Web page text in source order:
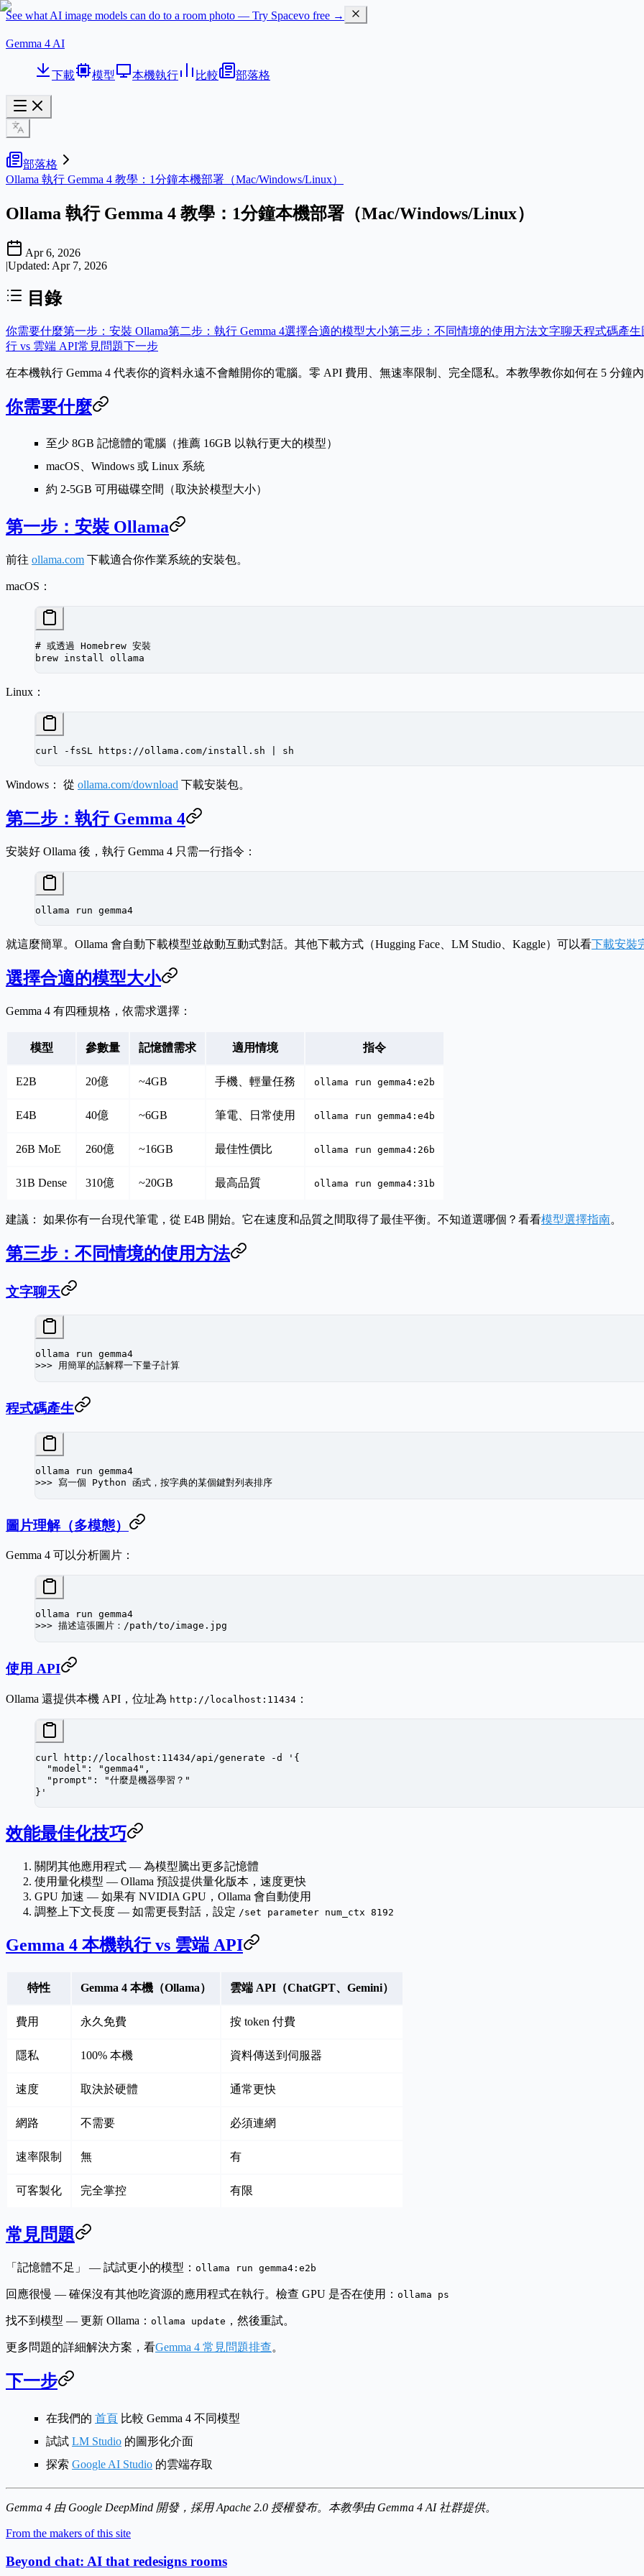
See what AI image models can do to a room photo — Try Spacevo free →
Gemma 4 AI
下載 模型 本機執行 比較 部落格
部落格
Ollama 執行 Gemma 4 教學：1分鐘本機部署（Mac/Windows/Linux）
Ollama 執行 Gemma 4 教學：1分鐘本機部署（Mac/Windows/Linux）
Apr 6, 2026
|Updated: Apr 7, 2026
目錄
你需要什麼第一步：安裝 Ollama第二步：執行 Gemma 4選擇合適的模型大小第三步：不同情境的使用方法文字聊天程式碼產生
行 vs 雲端 API常見問題下一步
在本機執行 Gemma 4 代表你的資料永遠不會離開你的電腦。零 API 費用、無速率限制、完全隱私。本教學教你如何在 5 分鐘內
你需要什麼
至少 8GB 記憶體的電腦（推薦 16GB 以執行更大的模型）
macOS、Windows 或 Linux 系統
約 2-5GB 可用磁碟空間（取決於模型大小）
第一步：安裝 Ollama
前往 ollama.com 下載適合你作業系統的安裝包。
macOS：
# 或透過 Homebrew 安裝
brew install ollama
Linux：
curl -fsSL https://ollama.com/install.sh sh
Windows： 從 ollama.com/download 下載安裝包。
第二步：執行 Gemma 4
安裝好 Ollama 後，執行 Gemma 4 只需一行指令：
ollama run gemma4
就這麼簡單。Ollama 會自動下載模型並啟動互動式對話。其他下載方式（Hugging Face、LM Studio、Kaggle）可以看下載安裝
選擇合適的模型大小
Gemma 4 有四種規格，依需求選擇：
模型 參數量 記憶體需求 適用情境 指令
E2B 20億 ~4GB 手機、輕量任務 ollama run gemma4:e2b
E4B 40億 ~6GB 筆電、日常使用 ollama run gemma4:e4b
26B MoE 260億 ~16GB 最佳性價比 ollama run gemma4:26b
31B Dense 310億 ~20GB 最高品質 ollama run gemma4:31b
建議： 如果你有一台現代筆電，從 E4B 開始。它在速度和品質之間取得了最佳平衡。不知道選哪個？看看模型選擇指南。
第三步：不同情境的使用方法
文字聊天
ollama run gemma4
>>> 用簡單的話解釋一下量子計算
程式碼產生
ollama run gemma4
>>> 寫一個 Python 函式，按字典的某個鍵對列表排序
圖片理解（多模態）
Gemma 4 可以分析圖片：
ollama run gemma4
>>> 描述這張圖片：/path/to/image.jpg
使用 API
Ollama 還提供本機 API，位址為 http://localhost:11434 ：
curl http://localhost:11434/api/generate -d
'{
  "model": "gemma4",
  "prompt": "什麼是機器學習？"
}'
效能最佳化技巧
關閉其他應用程式 — 為模型騰出更多記憶體
使用量化模型 — Ollama 預設提供量化版本，速度更快
GPU 加速 — 如果有 NVIDIA GPU，Ollama 會自動使用
調整上下文長度 — 如需更長對話，設定 /set parameter num_ctx 8192
Gemma 4 本機執行 vs 雲端 API
特性 Gemma 4 本機（Ollama） 雲端 API（ChatGPT、Gemini）
費用 永久免費 按 token 付費
隱私 100% 本機 資料傳送到伺服器
速度 取決於硬體 通常更快
網路 不需要 必須連網
速率限制 無 有
可客製化 完全掌控 有限
常見問題
「記憶體不足」 — 試試更小的模型： ollama run gemma4:e2b
回應很慢 — 確保沒有其他吃資源的應用程式在執行。檢查 GPU 是否在使用： ollama ps
找不到模型 — 更新 Ollama： ollama update ，然後重試。
更多問題的詳細解決方案，看Gemma 4 常見問題排查。
下一步
在我們的 首頁 比較 Gemma 4 不同模型
試試 LM Studio 的圖形化介面
探索 Google AI Studio 的雲端存取
Gemma 4 由 Google DeepMind 開發，採用 Apache 2.0 授權發布。本教學由 Gemma 4 AI 社群提供。
From the makers of this site
Beyond chat: AI that redesigns rooms